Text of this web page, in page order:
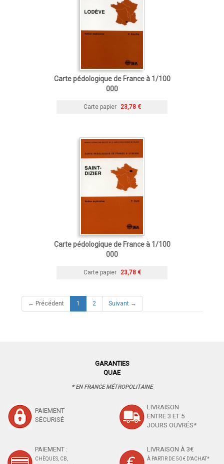
Carte pédologique de France à 1/100
000
Carte papier 23,78 €
Carte pédologique de France à 1/100
000
Carte papier 23,78 €
← Précédent 1 (current)
2 Suivant →
GARANTIES
QUAE
* EN FRANCE MÉTROPOLITAINE
PAIEMENT
SÉCURISÉ
LIVRAISON
ENTRE 3 ET 5
JOURS OUVRÉS*
PAIEMENT :
CHÈQUES, CB,
LIVRAISON À 3€
À PARTIR DE 50 € D'ACHAT*